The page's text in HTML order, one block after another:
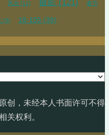
风光 (11) 摄影 (121) 春节
(9) 18-105 (39)
创，未经本人书面许可不得
关权利。